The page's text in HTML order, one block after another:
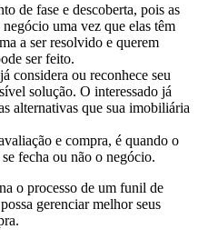
de fase e descoberta, pois as
negócio uma vez que elas têm
a ser resolvido e querem
ser feito.
considera ou reconhece seu
solução. O interessado já
alternativas que sua imobiliária
e compra, é quando o
fecha ou não o negócio.
o processo de um funil de
gerenciar melhor seus